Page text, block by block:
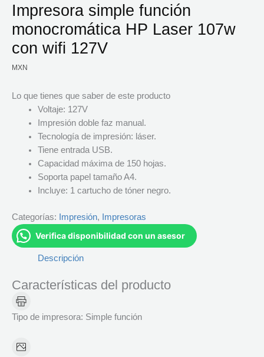
Impresora simple función
monocromática HP Laser 107w
con wifi 127V
MXN
Lo que tienes que saber de este producto
Voltaje: 127V
Impresión doble faz manual.
Tecnología de impresión: láser.
Tiene entrada USB.
Capacidad máxima de 150 hojas.
Soporta papel tamaño A4.
Incluye: 1 cartucho de tóner negro.
Categorías: Impresión, Impresoras
Verifica disponibilidad con un asesor
Descripción
Características del producto
Tipo de impresora: Simple función